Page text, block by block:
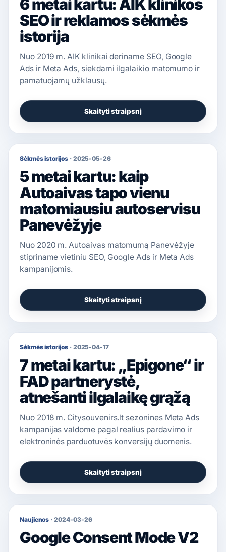
6 metai kartu: AIK klinikos
SEO ir reklamos sėkmės
istorija
Nuo 2019 m. AIK klinikai deriname SEO, Google
Ads ir Meta Ads, siekdami ilgalaikio matomumo ir
pamatuojamų užklausų.
Skaityti straipsnį
Sėkmės istorijos · 2025-05-26
5 metai kartu: kaip
Autoaivas tapo vienu
matomiausiu autoservisu
Panevėžyje
Nuo 2020 m. Autoaivas matomumą Panevėžyje
stipriname vietiniu SEO, Google Ads ir Meta Ads
kampanijomis.
Skaityti straipsnį
Sėkmės istorijos · 2025-04-17
7 metai kartu: „Epigone“ ir
FAD partnerystė,
atnešanti ilgalaikę grąžą
Nuo 2018 m. Citysouvenirs.lt sezonines Meta Ads
kampanijas valdome pagal realius pardavimo ir
elektroninės parduotuvės konversijų duomenis.
Skaityti straipsnį
Naujienos · 2024-03-26
Google Consent Mode V2